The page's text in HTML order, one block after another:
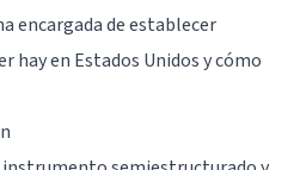
encargada de establecer
hay en Estados Unidos y cómo